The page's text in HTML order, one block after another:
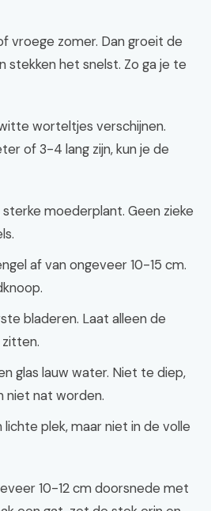
vroege zomer. Dan groeit de
stekken het snelst. Zo ga je te
worteltjes verschijnen.
of 3-4 lang zijn, kun je de
moederplant. Geen zieke
af van ongeveer 10-15 cm.
bladeren. Laat alleen de
glas lauw water. Niet te diep,
niet nat worden.
plek, maar niet in de volle
10-12 cm doorsnede met